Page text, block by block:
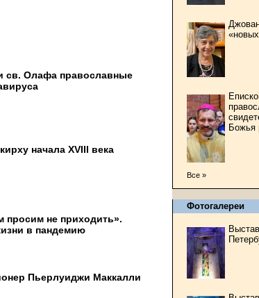
св. Олафа православные
начала XVIII века
просим не приходить».
в пандемию
Пьерлуиджи Маккалли
Божья
Все »
Фотогалереи